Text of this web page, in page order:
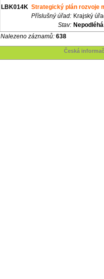
LBK014K Strategický plán rozvoje
Příslušný úřad: Krajský
Stav:
Nalezeno záznamů: 638
Česká